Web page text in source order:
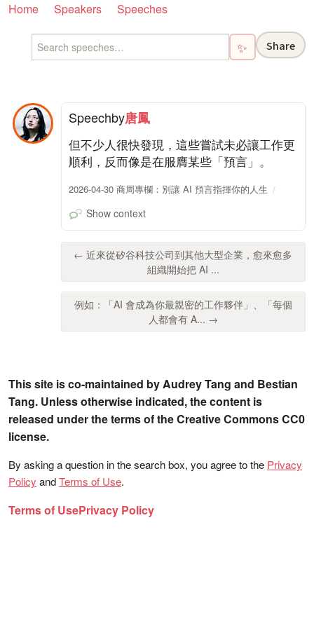
Home Speakers Speeches
✨ Share
Speechby唐鳳
但不少人很快發現，這些嘗試未必讓工作更
順利，反而像是在服膺某些「預言」。
2026-04-30 商周專欄：別讓 AI 預言指揮你的人生
Show context
← 近來從矽谷科技公司到其他大型企業，愈來愈多
組織開始把 AI ...
例如：「AI 會成為你最親密的工作夥伴」、「每個
人都會有 A... →
This site is co-maintained by Audrey Tang and Bestian
Tang. Unless otherwise indicated, the content is
released under the terms of the Creative Commons CC0
license.
By asking a question in the search box, you agree to the Privacy
Policy andTerms of Use.
Terms of UsePrivacy Policy